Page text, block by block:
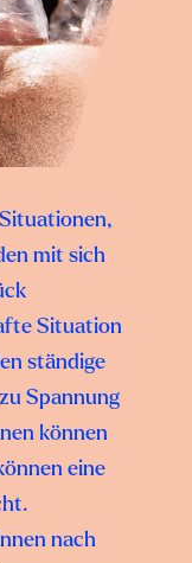
mit sich
Situation
ständige
Spannung
können
eine
nach